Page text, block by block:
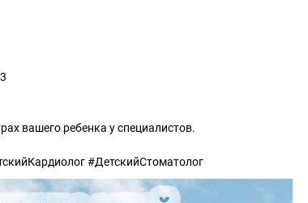
вашего ребенка у специалистов.
#ДетскийСтоматолог